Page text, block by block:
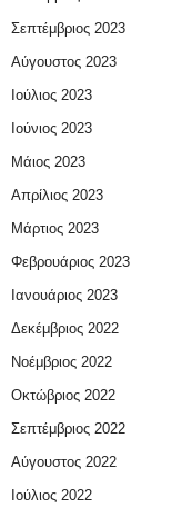
Σεπτέμβριος 2023
Αύγουστος 2023
Ιούλιος 2023
Ιούνιος 2023
Μάιος 2023
Απρίλιος 2023
Μάρτιος 2023
Φεβρουάριος 2023
Ιανουάριος 2023
Δεκέμβριος 2022
Νοέμβριος 2022
Οκτώβριος 2022
Σεπτέμβριος 2022
Αύγουστος 2022
Ιούλιος 2022